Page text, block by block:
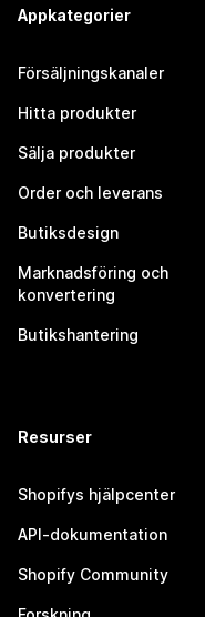
Appkategorier
Försäljningskanaler
Hitta produkter
Sälja produkter
Order och leverans
Butiksdesign
Marknadsföring och
konvertering
Butikshantering
Resurser
Shopifys hjälpcenter
API-dokumentation
Shopify Community